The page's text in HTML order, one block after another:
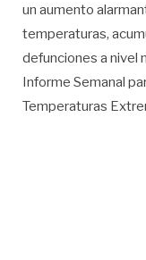
un aumento
temperaturas,
defunciones a nivel
Informe Semanal
Temperaturas